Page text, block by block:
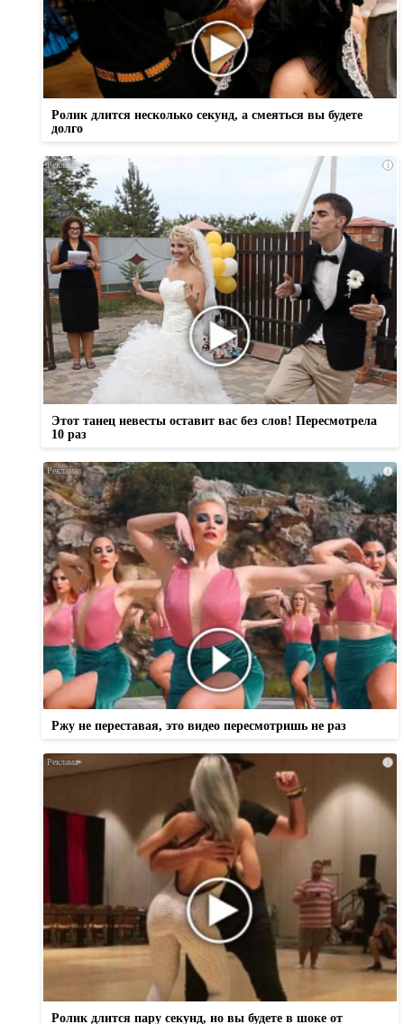
Ролик длится несколько секунд, а смеяться вы будете
долго
i
Этот танец невесты оставит вас без слов! Пересмотрела
10 раз
i
Ржу не переставая, это видео пересмотришь не раз
i
Ролик длится пару секунд, но вы будете в шоке от